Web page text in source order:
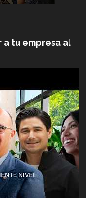
a tu empresa al